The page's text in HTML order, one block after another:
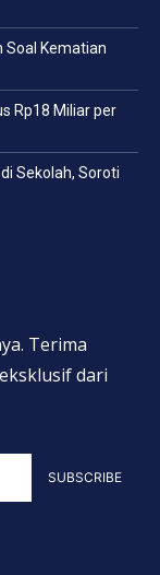
Soal Kematian
Rp18 Miliar per
Sekolah, Soroti
Terima
dari
SUBSCRIBE